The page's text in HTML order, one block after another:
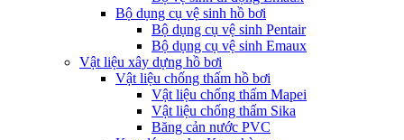
Bộ dụng cụ vệ sinh hồ bơi
Bộ dụng cụ vệ sinh Pentair
Bộ dụng cụ vệ sinh Emaux
Vật liệu xây dựng hồ bơi
Vật liệu chống thấm hồ bơi
Vật liệu chống thấm Mapei
Vật liệu chống thấm Sika
Băng cản nước PVC